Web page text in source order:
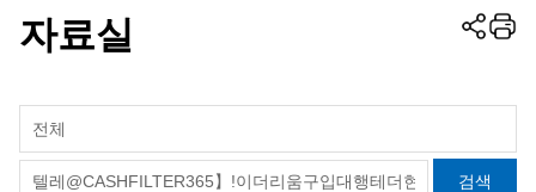
자료실
전체
검색